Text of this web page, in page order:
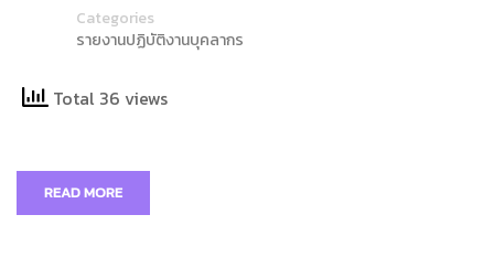
Categories
รายงานปฏิบัติงานบุคลากร
Total 36 views
READ MORE